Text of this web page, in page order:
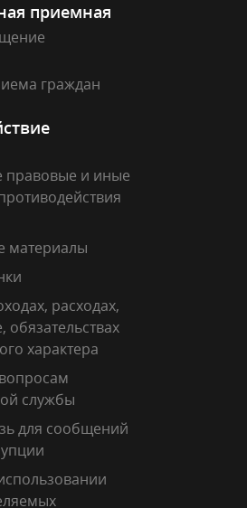
приемная
граждан
правовые и иные
материалы
расходах,
обязательствах
характера
службы
для сообщений